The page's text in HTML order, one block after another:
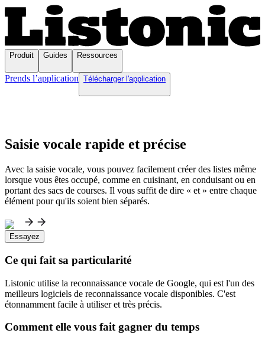
Produit Guides Ressources
Prends l’application Télécharger l'application
Saisie vocale rapide et précise
Avec la saisie vocale, vous pouvez facilement créer des listes même
lorsque vous êtes occupé, comme en cuisinant, en conduisant ou en
portant des sacs de courses. Il vous suffit de dire « et » entre chaque
élément pour qu'ils soient bien séparés.
Essayez
Ce qui fait sa particularité
Listonic utilise la reconnaissance vocale de Google, qui est l'un des
meilleurs logiciels de reconnaissance vocale disponibles. C'est
étonnamment facile à utiliser et très précis.
Comment elle vous fait gagner du temps